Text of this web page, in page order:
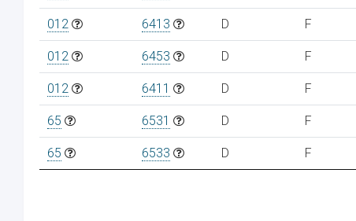
012 6413 D F
012 6453 D F
012 6411 D F
65 6531 D F
65 6533 D F